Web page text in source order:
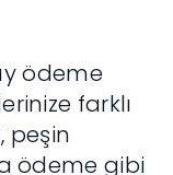
ödeme
farklı
peşin
ödeme gibi